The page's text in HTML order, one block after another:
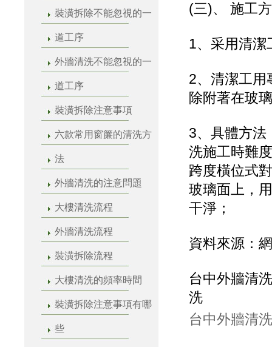
裝潢拆除不能忽視的一
道工序
外牆清洗不能忽視的一
道工序
裝潢拆除注意事項
六款常用窗簾的清洗方
法
外牆清洗的注意問題
大樓清洗流程
外牆清洗流程
裝潢拆除流程
大樓清洗的頻率時間
裝潢拆除注意事項有哪
些
(三)、 施工
1、采用清潔
2、清潔工用
除附著在玻
3、具體方法
洗施工時難
跨度橫位式
玻璃面上，
干淨；
資料來源：
台中外牆清
洗
台中外牆清